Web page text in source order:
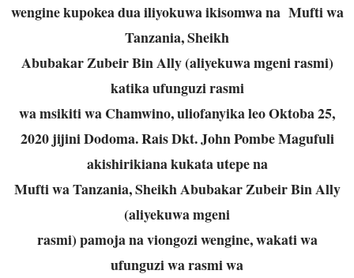
wengine kupokea dua iliyokuwa ikisomwa na Mufti wa
Tanzania, Sheikh
Abubakar Zubeir Bin Ally (aliyekuwa mgeni rasmi)
katika ufunguzi rasmi
wa msikiti wa Chamwino, uliofanyika leo Oktoba 25,
2020 jijini Dodoma.Rais Dkt. John Pombe Magufuli
akishirikiana kukata utepe na
Mufti wa Tanzania, Sheikh Abubakar Zubeir Bin Ally
(aliyekuwa mgeni
rasmi) pamoja na viongozi wengine, wakati wa
ufunguzi wa rasmi wa